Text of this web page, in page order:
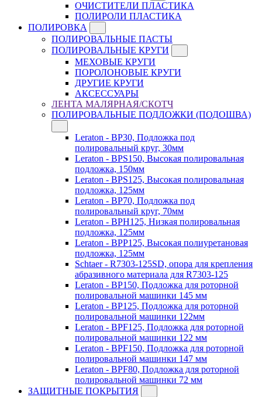
ОЧИСТИТЕЛИ ПЛАСТИКА
ПОЛИРОЛИ ПЛАСТИКА
ПОЛИРОВКА
ПОЛИРОВАЛЬНЫЕ ПАСТЫ
ПОЛИРОВАЛЬНЫЕ КРУГИ
МЕХОВЫЕ КРУГИ
ПОРОЛОНОВЫЕ КРУГИ
ДРУГИЕ КРУГИ
АКСЕССУАРЫ
ЛЕНТА МАЛЯРНАЯ/СКОТЧ
ПОЛИРОВАЛЬНЫЕ ПОДЛОЖКИ (ПОДОШВА)
Leraton - BP30, Подложка под
полировальный круг, 30мм
Leraton - BPS150, Высокая полировальная
подложка, 150мм
Leraton - BPS125, Высокая полировальная
подложка, 125мм
Leraton - BP70, Подложка под
полировальный круг, 70мм
Leraton - BPH125, Низкая полировальная
подложка, 125мм
Leraton - BPP125, Высокая полиуретановая
подложка, 125мм
Schtaer - R7303-125SD, опора для крепления
абразивного материала для R7303-125
Leraton - BP150, Подложка для роторной
полировальной машинки 145 мм
Leraton - BP125, Подложка для роторной
полировальной машинки 122мм
Leraton - BPF125, Подложка для роторной
полировальной машинки 122 мм
Leraton - BPF150, Подложка для роторной
полировальной машинки 147 мм
Leraton - BPF80, Подложка для роторной
полировальной машинки 72 мм
ЗАЩИТНЫЕ ПОКРЫТИЯ